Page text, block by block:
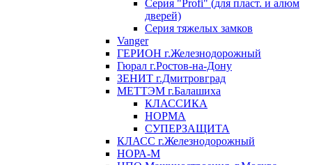
Серия "Profi" (для пласт. и алюм
дверей)
Серия тяжелых замков
Vanger
ГЕРИОН г.Железнодорожный
Гюрал г.Ростов-на-Дону
ЗЕНИТ г.Дмитровград
МЕТТЭМ г.Балашиха
КЛАССИКА
НОРМА
СУПЕРЗАЩИТА
КЛАСС г.Железнодорожный
НОРА-М